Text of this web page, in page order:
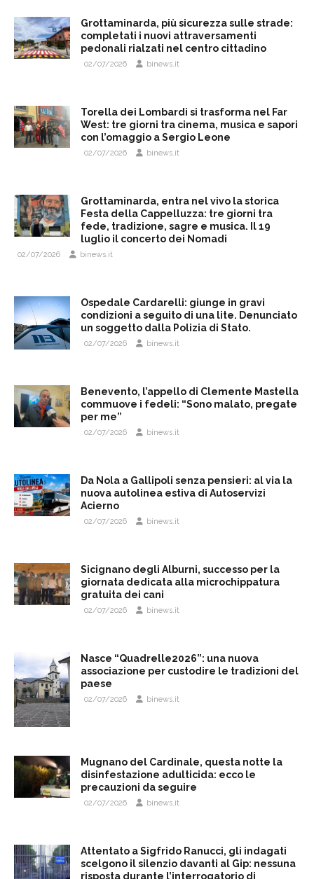
Grottaminarda, più sicurezza sulle strade:
completati i nuovi attraversamenti
pedonali rialzati nel centro cittadino
02/07/2026 binews.it
Torella dei Lombardi si trasforma nel Far
West: tre giorni tra cinema, musica e sapori
con l’omaggio a Sergio Leone
02/07/2026 binews.it
Grottaminarda, entra nel vivo la storica
Festa della Cappelluzza: tre giorni tra
fede, tradizione, sagre e musica. Il 19
luglio il concerto dei Nomadi
02/07/2026 binews.it
Ospedale Cardarelli: giunge in gravi
condizioni a seguito di una lite. Denunciato
un soggetto dalla Polizia di Stato.
02/07/2026 binews.it
Benevento, l’appello di Clemente Mastella
commuove i fedeli: “Sono malato, pregate
per me”
02/07/2026 binews.it
Da Nola a Gallipoli senza pensieri: al via la
nuova autolinea estiva di Autoservizi
Acierno
02/07/2026 binews.it
Sicignano degli Alburni, successo per la
giornata dedicata alla microchippatura
gratuita dei cani
02/07/2026 binews.it
Nasce “Quadrelle2026”: una nuova
associazione per custodire le tradizioni del
paese
02/07/2026 binews.it
Mugnano del Cardinale, questa notte la
disinfestazione adulticida: ecco le
precauzioni da seguire
02/07/2026 binews.it
Attentato a Sigfrido Ranucci, gli indagati
scelgono il silenzio davanti al Gip: nessuna
risposta durante l’interrogatorio di